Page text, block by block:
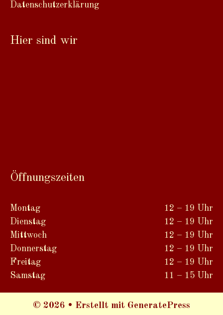
Datenschutzerklärung
Hier sind wir
Öffnungszeiten
Montag
Dienstag
Mittwoch
Donnerstag
Freitag
Samstag
12 – 19 Uhr
12 – 19 Uhr
12 – 19 Uhr
12 – 19 Uhr
12 – 19 Uhr
11 – 15 Uhr
© 2026 • Erstellt mit GeneratePress